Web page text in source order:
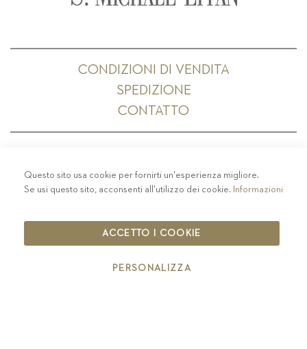
CONDIZIONI DI VENDITA
SPEDIZIONE
CONTATTO
PRIVACY-COLOPHON - COOKIE POLICY
CODICE ETICO
IT00126670215
Questo sito usa cookie per fornirti un'esperienza migliore.
Se usi questo sito, acconsenti all'utilizzo dei cookie. Informazioni
ACCETTO I COOKIE
PERSONALIZZA